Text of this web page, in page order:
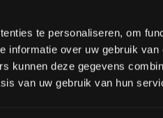
te personaliseren, om
informatie over uw gebruik
kunnen deze gegevens
van uw gebruik van hun
voor
te